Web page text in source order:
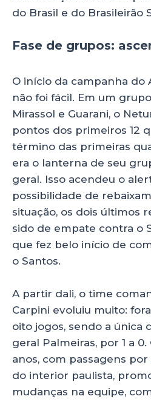
do Brasil e do Brasileirão
Fase de grupos:
O início da campanha do
não foi fácil. Em um
Mirassol e Guarani, o
pontos dos primeiros 12
término das primeiras
era o lanterna de seu
geral. Isso acendeu o
possibilidade de
situação, os dois últimos
sido de empate contra o
que fez belo início de
o Santos.
A partir dali, o time
Carpini evoluiu muito:
oito jogos, sendo a única
geral Palmeiras, por 1 a
anos, com passagens
do interior paulista,
mudanças na equipe,